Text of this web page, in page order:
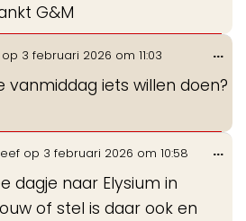
G&M
3 februari 2026 om 11:03
vanmiddag iets willen doen?
...
op 3 februari 2026 om 10:58
dagje naar Elysium in
of stel is daar ook en
...